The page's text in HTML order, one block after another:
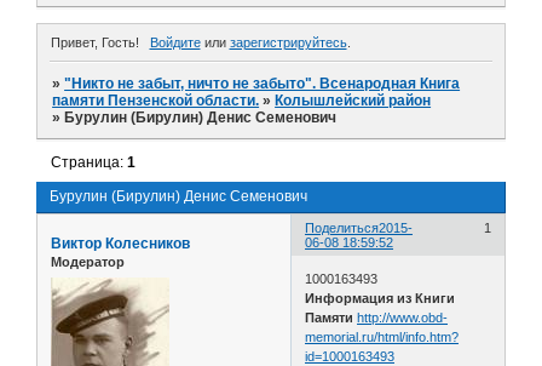
Привет, Гость! Войдитеили зарегистрируйтесь.
»"Никто не забыт, ничто не забыто". Всенародная Книга
памяти Пензенской области. » Колышлейский район
» Бурулин (Бирулин) Денис Семенович
Бурулин (Бирулин) Денис Семенович
Страница:1
Поделиться 1
2015-
06-08 18:59:52
Виктор Колесников
Модератор
1000163493
Информация из Книги
Памяти http://www.obd-
memorial.ru/html/info.htm?
id=1000163493